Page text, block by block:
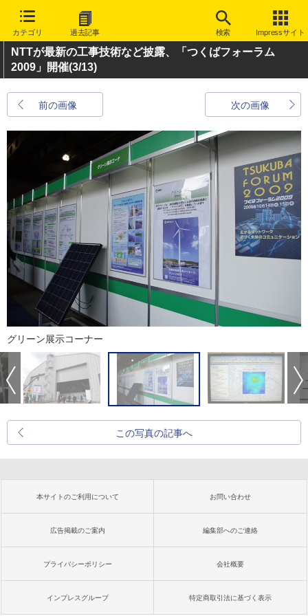
カテゴリ 過去記事 検索 Impressサイト
NTTが最新の工事技術など披露、「つくばフォーラム
2009」開催(3/13)
前の画像 次の画像
グリーン展示コーナー
この写真の記事へ
本サイトのご利用について お問い合わせ
広告掲載のご案内 編集部へのご連絡
プライバシーポリシー 会社概要
インプレスグループ 特定商取引法に基づく表示